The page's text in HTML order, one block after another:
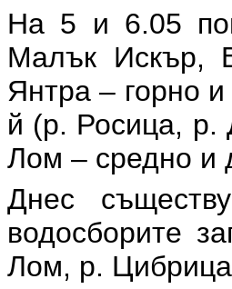
На 5 и 6.05
Малък Искър,
Янтра – горно
й (р. Росица, р.
Лом – средно и
Днес
водосборите
Лом, р.